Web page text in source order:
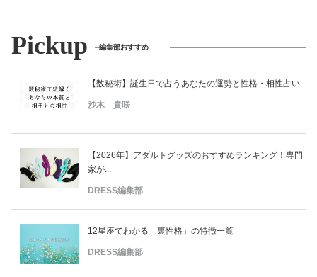
Pickup 編集部おすすめ
【数秘術】誕生日で占うあなたの運勢と性格・相性占い
沙木 貴咲
【2026年】アダルトグッズのおすすめランキング！専門
家が...
DRESS編集部
12星座でわかる「裏性格」の特徴一覧
DRESS編集部